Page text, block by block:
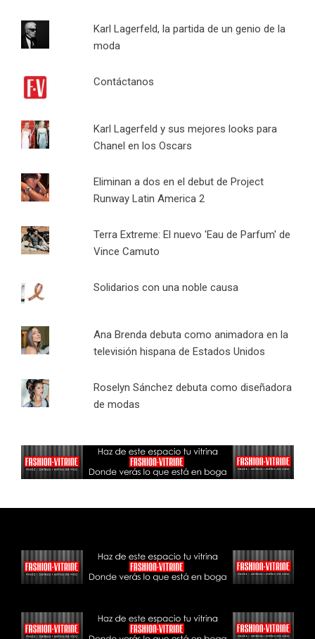
Karl Lagerfeld, la partida de un genio de la
moda
Contáctanos
Karl Lagerfeld y sus mejores looks para
Chanel en los Oscars
Eliminan a dos en el debut de Project
Runway Latin America 2
Terra Extreme: El nuevo 'Eau de Parfum' de
Vince Camuto
Solidarios con una noble causa
Ana Brenda debuta como animadora en la
televisión hispana de Estados Unidos
Roselyn Sánchez debuta como diseñadora
de modas